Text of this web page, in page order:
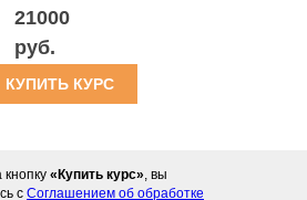
21000
руб.
КУПИТЬ КУРС
«Купить курс», вы
с Соглашением об обработке